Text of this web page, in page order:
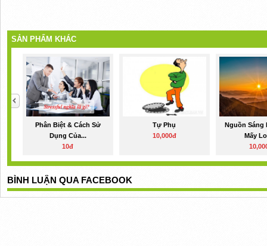
SẢN PHẨM KHÁC
Phân Biệt & Cách Sử
Dụng Của...
10đ
Tự Phụ
10,000đ
Nguồn Sáng
Mấy
BÌNH LUẬN QUA FACEBOOK